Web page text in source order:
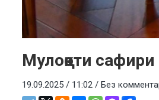
Мулоқоти
19.09.2025 / 11:02 / Без